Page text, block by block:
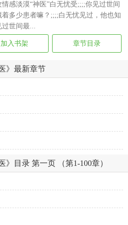
感淡漠“神医”白无忧受;;;;你见过世间
多少患者嘛？;;;;白无忧见过，他也知
世间最...
加入书架 章节目录
》最新章节
》目录 第一页 （第1-100章）